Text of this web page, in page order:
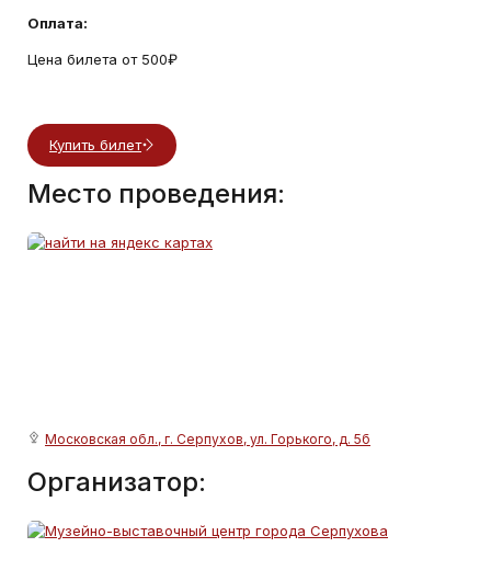
Оплата:
Цена билета от 500₽
Купить билет
Место проведения:
Московская обл., г. Серпухов, ул. Горького, д. 5б
Организатор: